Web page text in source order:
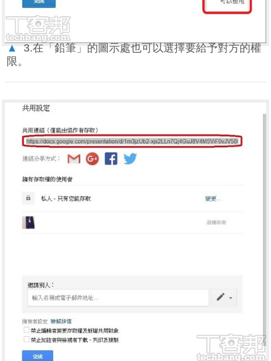
▲
3.在「鉛筆」的圖示處也可以選擇要給予對方的權
限。